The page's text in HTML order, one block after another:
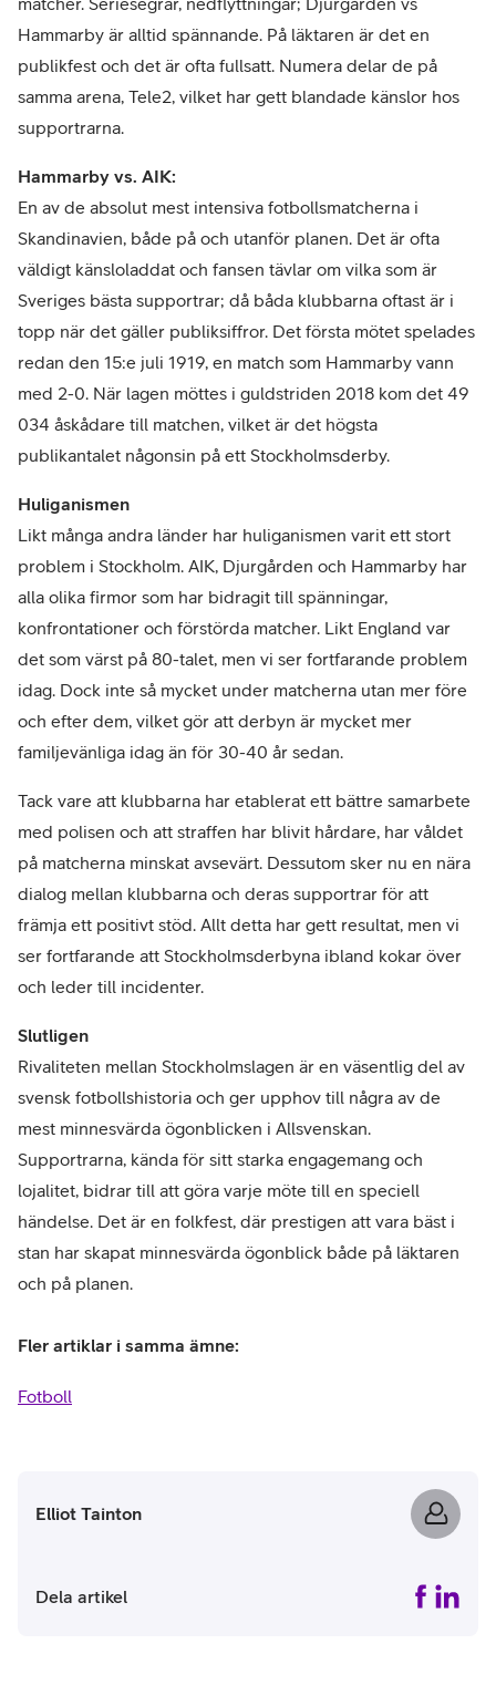
Hammarby är alltid spännande. På läktaren är det en
publikfest och det är ofta fullsatt. Numera delar de på
samma arena, Tele2, vilket har gett blandade känslor hos
supportrarna.
Hammarby vs. AIK:
En av de absolut mest intensiva fotbollsmatcherna i
Skandinavien, både på och utanför planen. Det är ofta
väldigt känsloladdat och fansen tävlar om vilka som är
Sveriges bästa supportrar; då båda klubbarna oftast är i
topp när det gäller publiksiffror. Det första mötet spelades
redan den 15:e juli 1919, en match som Hammarby vann
med 2-0. När lagen möttes i guldstriden 2018 kom det 49
034 åskådare till matchen, vilket är det högsta
publikantalet någonsin på ett Stockholmsderby.
Huliganismen
Likt många andra länder har huliganismen varit ett stort
problem i Stockholm. AIK, Djurgården och Hammarby har
alla olika firmor som har bidragit till spänningar,
konfrontationer och förstörda matcher. Likt England var
det som värst på 80-talet, men vi ser fortfarande problem
idag. Dock inte så mycket under matcherna utan mer före
och efter dem, vilket gör att derbyn är mycket mer
familjevänliga idag än för 30-40 år sedan.
Tack vare att klubbarna har etablerat ett bättre samarbete
med polisen och att straffen har blivit hårdare, har våldet
på matcherna minskat avsevärt. Dessutom sker nu en nära
dialog mellan klubbarna och deras supportrar för att
främja ett positivt stöd. Allt detta har gett resultat, men vi
ser fortfarande att Stockholmsderbyna ibland kokar över
och leder till incidenter.
Slutligen
Rivaliteten mellan Stockholmslagen är en väsentlig del av
svensk fotbollshistoria och ger upphov till några av de
mest minnesvärda ögonblicken i Allsvenskan.
Supportrarna, kända för sitt starka engagemang och
lojalitet, bidrar till att göra varje möte till en speciell
händelse. Det är en folkfest, där prestigen att vara bäst i
stan har skapat minnesvärda ögonblick både på läktaren
och på planen.
Fler artiklar i samma ämne:
Fotboll
Elliot Tainton
Dela artikel